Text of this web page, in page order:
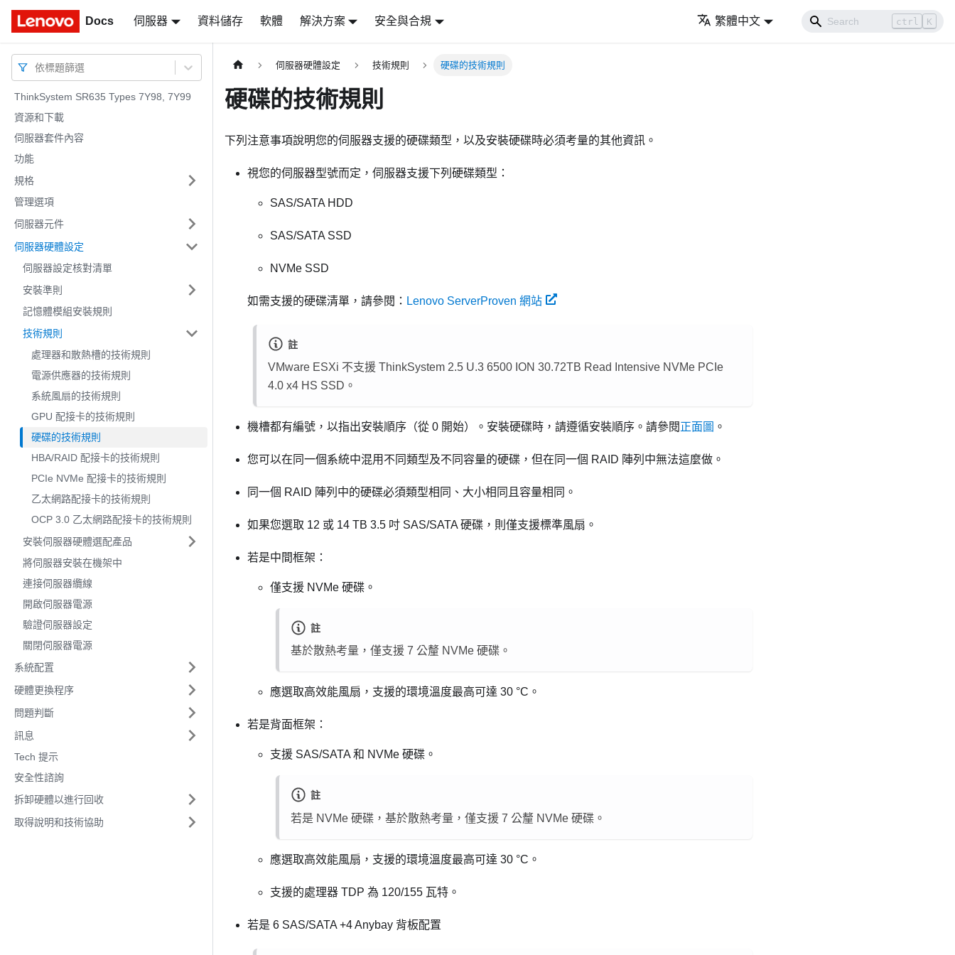
Docs 伺服器 資料儲存 軟體 解決方案 安全與合規 繁體中文 ctrl K
Docs
依標題篩選
ThinkSystem SR635 Types 7Y98, 7Y99
資源和下載
伺服器套件內容
功能
規格
管理選項
伺服器元件
伺服器硬體設定
伺服器設定核對清單
安裝準則
記憶體模組安裝規則
技術規則
處理器和散熱槽的技術規則
電源供應器的技術規則
系統風扇的技術規則
GPU 配接卡的技術規則
硬碟的技術規則
HBA/RAID 配接卡的技術規則
PCIe NVMe 配接卡的技術規則
乙太網路配接卡的技術規則
OCP 3.0 乙太網路配接卡的技術規則
安裝伺服器硬體選配產品
將伺服器安裝在機架中
連接伺服器纜線
開啟伺服器電源
驗證伺服器設定
關閉伺服器電源
系統配置
硬體更換程序
問題判斷
訊息
Tech 提示
安全性諮詢
拆卸硬體以進行回收
取得說明和技術協助
伺服器硬體設定 技術規則 硬碟的技術規則
硬碟的技術規則
下列注意事項說明您的伺服器支援的硬碟類型，以及安裝硬碟時必須考量的其他資訊。
視您的伺服器型號而定，伺服器支援下列硬碟類型：
SAS/SATA HDD
SAS/SATA SSD
NVMe SSD
如需支援的硬碟清單，請參閱： Lenovo ServerProven 網站
註
VMware ESXi 不支援 ThinkSystem 2.5 U.3 6500 ION 30.72TB Read Intensive NVMe PCIe
4.0 x4 HS SSD 。
機槽都有編號，以指出安裝順序（從 0 開始）。安裝硬碟時，請遵循安裝順序。請參閱正面圖 。
您可以在同一個系統中混用不同類型及不同容量的硬碟，但在同一個 RAID 陣列中無法這麼做。
同一個 RAID 陣列中的硬碟必須類型相同、大小相同且容量相同。
如果您選取 12 或 14 TB 3.5 吋 SAS/SATA 硬碟，則僅支援標準風扇。
若是中間框架：
僅支援 NVMe 硬碟。
註
基於散熱考量，僅支援 7 公釐 NVMe 硬碟。
應選取高效能風扇，支援的環境溫度最高可達 30 °C。
若是背面框架：
支援 SAS/SATA 和 NVMe 硬碟。
註
若是 NVMe 硬碟，基於散熱考量，僅支援 7 公釐 NVMe 硬碟。
應選取高效能風扇，支援的環境溫度最高可達 30 °C。
支援的處理器 TDP 為 120/155 瓦特。
若是 6 SAS/SATA +4 Anybay 背板配置